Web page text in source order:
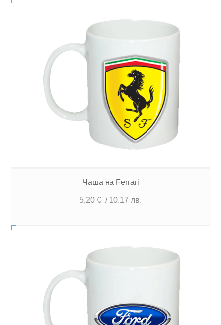
Чаша на Ferrari
5,20 € / 10.17 лв.